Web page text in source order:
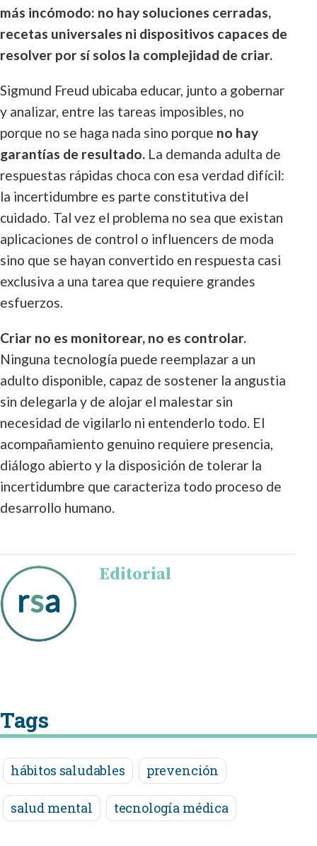
más incómodo: no hay soluciones cerradas,
recetas universales ni dispositivos capaces de
resolver por sí solos la complejidad de criar.
Sigmund Freud ubicaba educar, junto a gobernar
y analizar, entre las tareas imposibles, no
porque no se haga nada sino porque no hay
garantías de resultado. La demanda adulta de
respuestas rápidas choca con esa verdad difícil:
la incertidumbre es parte constitutiva del
cuidado. Tal vez el problema no sea que existan
aplicaciones de control o influencers de moda
sino que se hayan convertido en respuesta casi
exclusiva a una tarea que requiere grandes
esfuerzos.
Criar no es monitorear, no es controlar.
Ninguna tecnología puede reemplazar a un
adulto disponible, capaz de sostener la angustia
sin delegarla y de alojar el malestar sin
necesidad de vigilarlo ni entenderlo todo. El
acompañamiento genuino requiere presencia,
diálogo abierto y la disposición de tolerar la
incertidumbre que caracteriza todo proceso de
desarrollo humano.
Editorial
Tags
hábitos saludables prevención
salud mental tecnología médica